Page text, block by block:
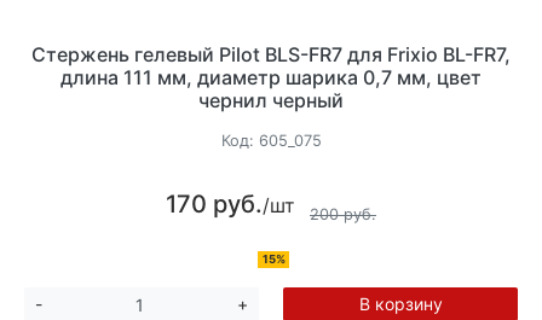
Стержень гелевый Pilot BLS-FR7 для Frixio BL-FR7,
длина 111 мм, диаметр шарика 0,7 мм, цвет
чернил черный
Код: 605_075
170 руб./шт 200 руб.
15%
- + В корзину